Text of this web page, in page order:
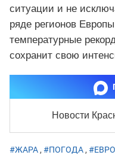
ситуации и не
ряде регионов
температурные
сохранит свою
Новости
#ЖАРА, #ПОГОДА,